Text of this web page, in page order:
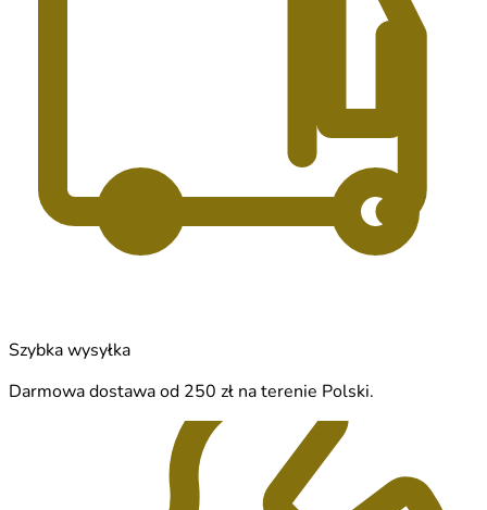
Szybka wysyłka
Darmowa dostawa od 250 zł na terenie Polski.